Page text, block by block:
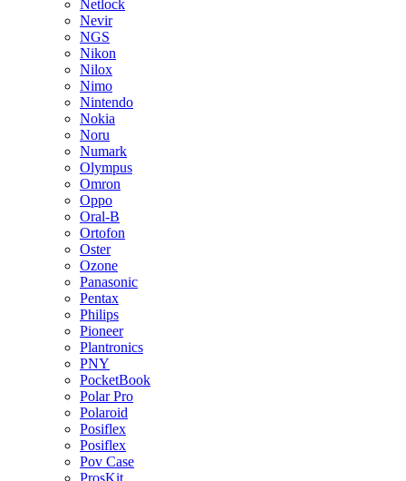
Netlock
Nevir
NGS
Nikon
Nilox
Nimo
Nintendo
Nokia
Noru
Numark
Olympus
Omron
Oppo
Oral-B
Ortofon
Oster
Ozone
Panasonic
Pentax
Philips
Pioneer
Plantronics
PNY
PocketBook
Polar Pro
Polaroid
Posiflex
Posiflex
Pov Case
ProsKit